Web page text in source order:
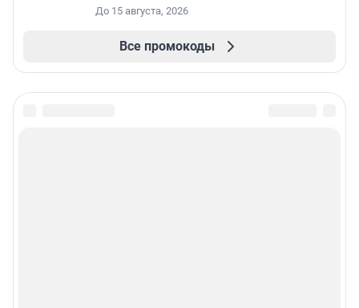
До 15 августа, 2026
Все промокоды